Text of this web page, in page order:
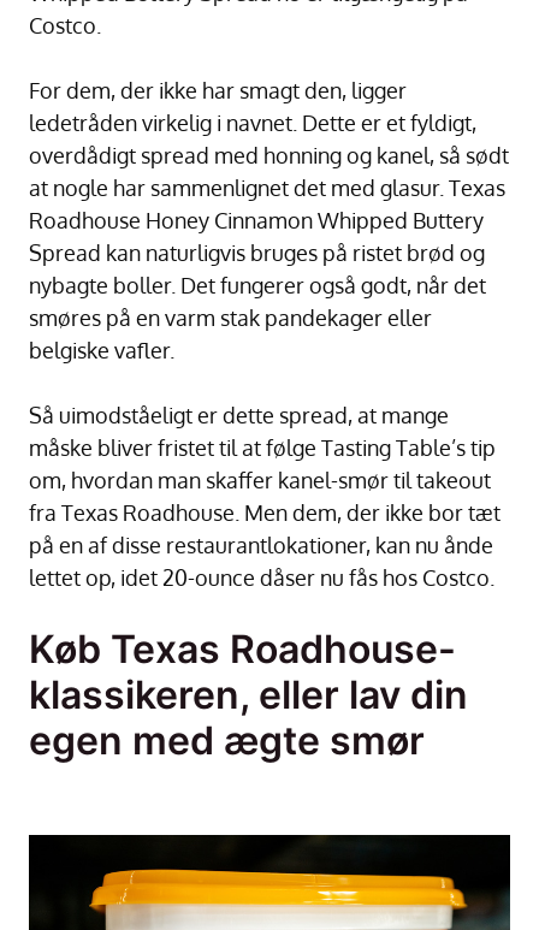
Costco.
For dem, der ikke har smagt den, ligger
ledetråden virkelig i navnet. Dette er et fyldigt,
overdådigt spread med honning og kanel, så sødt
at nogle har sammenlignet det med glasur. Texas
Roadhouse Honey Cinnamon Whipped Buttery
Spread kan naturligvis bruges på ristet brød og
nybagte boller. Det fungerer også godt, når det
smøres på en varm stak pandekager eller
belgiske vafler.
Så uimodståeligt er dette spread, at mange
måske bliver fristet til at følge Tasting Table’s tip
om, hvordan man skaffer kanel-smør til takeout
fra Texas Roadhouse. Men dem, der ikke bor tæt
på en af disse restaurantlokationer, kan nu ånde
lettet op, idet 20-ounce dåser nu fås hos Costco.
Køb Texas Roadhouse-
klassikeren, eller lav din
egen med ægte smør